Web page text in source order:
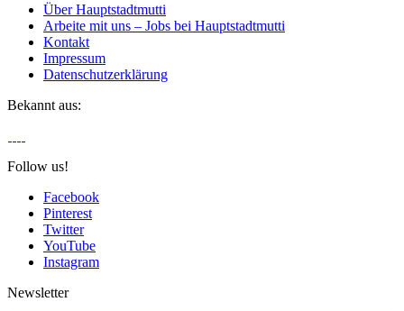
Über Hauptstadtmutti
Arbeite mit uns – Jobs bei Hauptstadtmutti
Kontakt
Impressum
Datenschutzerklärung
Bekannt aus:
Follow us!
Facebook
Pinterest
Twitter
YouTube
Instagram
Newsletter